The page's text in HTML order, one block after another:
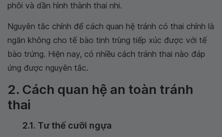
phôi và dần hình thành thai nhi.
Nguyên tắc chính để cách quan hệ tránh có thai chính là
ngăn không cho tế bào tinh trùng tiếp xúc được với tế
bào trứng. Hiện nay, có nhiều cách tránh thai nào đáp
ứng được nguyên tắc.
2. Cách quan hệ an toàn tránh
thai
2.1. Tư thế cưỡi ngựa